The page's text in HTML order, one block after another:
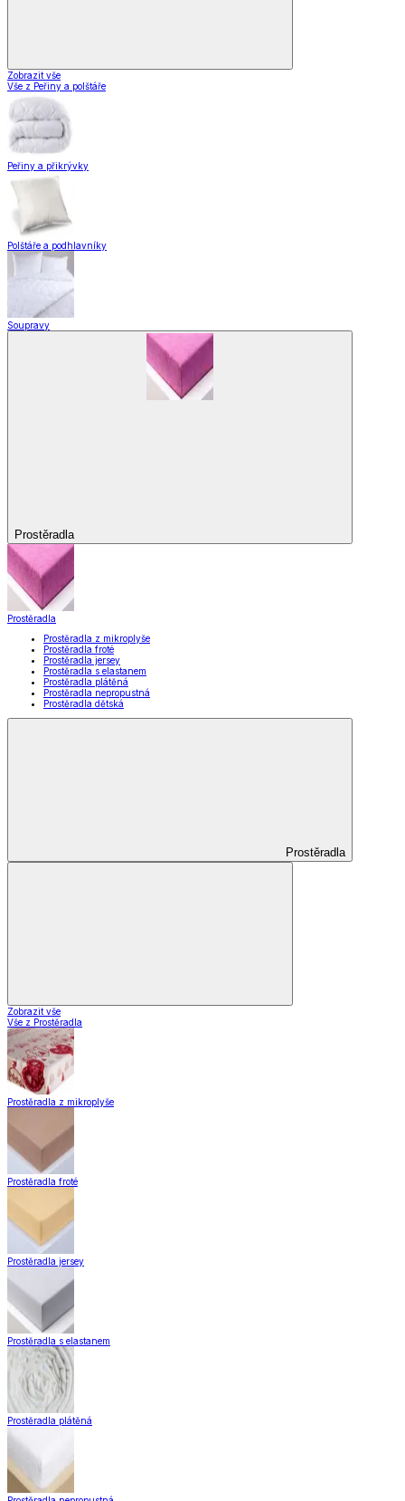
Zobrazit vše
Vše z Peřiny a polštáře
Peřiny a přikrývky
Polštáře a podhlavníky
Soupravy
Prostěradla
Prostěradla
Prostěradla z mikroplyše
Prostěradla froté
Prostěradla jersey
Prostěradla s elastanem
Prostěradla plátěná
Prostěradla nepropustná
Prostěradla dětská
Prostěradla
Zobrazit vše
Vše z Prostěradla
Prostěradla z mikroplyše
Prostěradla froté
Prostěradla jersey
Prostěradla s elastanem
Prostěradla plátěná